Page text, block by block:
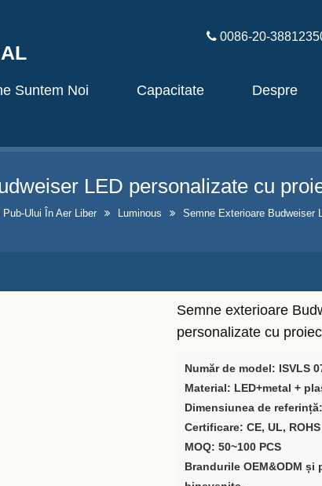
0086-20-
Suntem Noi Capacitate Despre
LED personalizate cu
Pub-Ului În Aer Liber Luminous Semne Exterioare Budweiser
Semne exterioare
personalizate cu
Număr de model: ISVLS
Material: LED+metal +
Dimensiunea de
Certificare: CE, UL, ROHS
MOQ: 50~100 PCS
Brandurile OEM&ODM și